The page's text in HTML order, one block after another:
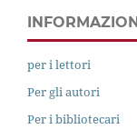
INFORMAZIONI
per i lettori
Per gli autori
Per i bibliotecari